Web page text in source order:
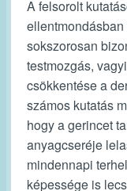
A felsorolt
sokszorosan
testmozgás,
csökkentése a
számos kutatás
hogy a gerincet
anyagcseréje
mindennapi
képessége is